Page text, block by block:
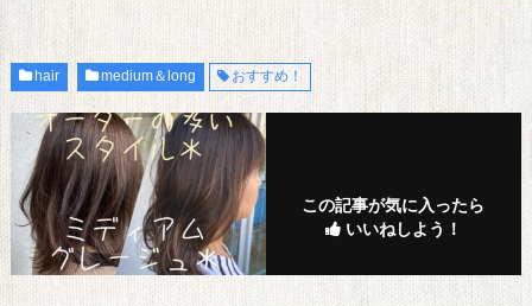
hair medium＆long おすすめ！
この記事が気に入ったら
いいねしよう！